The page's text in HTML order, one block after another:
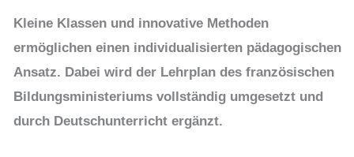
Kleine Klassen und innovative Methoden
ermöglichen einen individualisierten pädagogischen
Ansatz. Dabei wird der Lehrplan des französischen
Bildungsministeriums vollständig umgesetzt und
durch Deutschunterricht ergänzt.